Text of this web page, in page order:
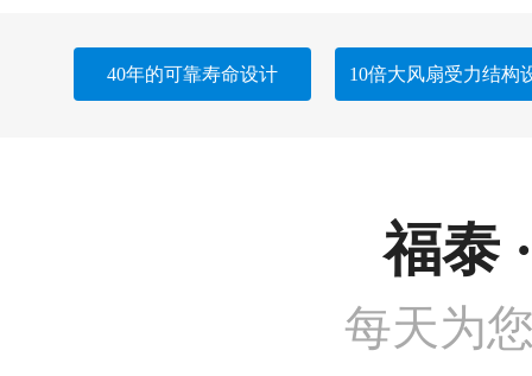
40年的可靠寿命设计 10倍大风扇受力结构
福泰
每天为